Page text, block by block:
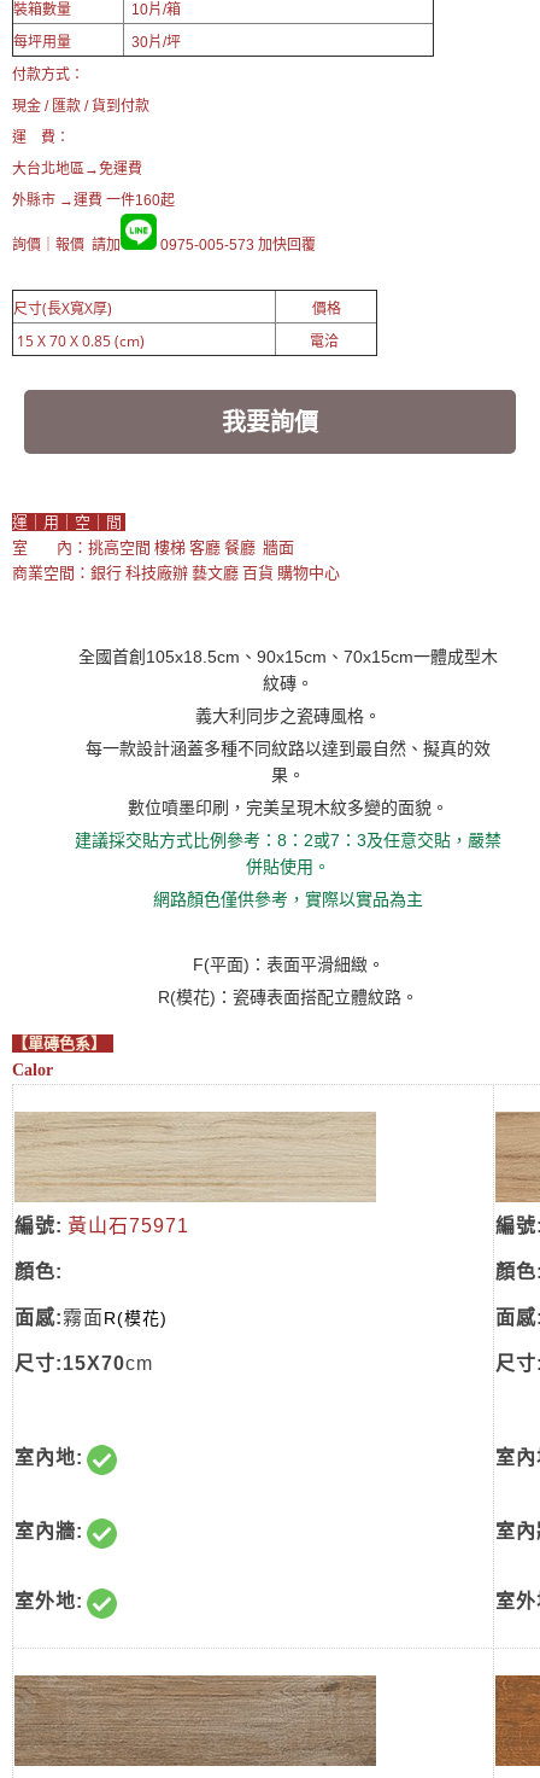
裝箱數量
10片/箱
每坪用量
30片/坪
付款方式：
現金 / 匯款 / 貨到付款
運 費：
大台北地區→免運費
外縣市 →運費 一件160起
詢價｜報價 請加 0975-005-573 加快回覆
尺寸(長X寬X厚)
價格
15 X 70 X 0.85 (cm)
電洽
我要詢價
運｜用｜空｜間
室 內：挑高空間 樓梯 客廳 餐廳 牆面
商業空間：銀行 科技廠辦 藝文廳 百貨 購物中心
全國首創105x18.5cm、90x15cm、70x15cm一體成型木
紋磚。
義大利同步之瓷磚風格。
每一款設計涵蓋多種不同紋路以達到最自然、擬真的效
果。
數位噴墨印刷，完美呈現木紋多變的面貌。
建議採交貼方式比例參考：8：2或7：3及任意交貼，嚴禁
併貼使用。
網路顏色僅供參考，實際以實品為主
F(平面)：表面平滑細緻。
R(模花)：瓷磚表面搭配立體紋路。
【單磚色系】
Calor
編號: 黃山石75971
顏色:
面感:霧面R(模花)
尺寸:15X70cm
室內地:
室內牆:
室外地:
編
顏
面
尺
室
室
室